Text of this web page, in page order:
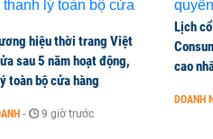
hiệu thời trang Việt
sau 5 năm hoạt động,
toàn bộ cửa hàng
- 9 giờ trước
Lịch
cao
DOANH